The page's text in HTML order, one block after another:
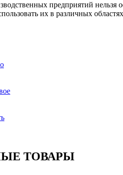
предприятий
их в различных
ТОВАРЫ